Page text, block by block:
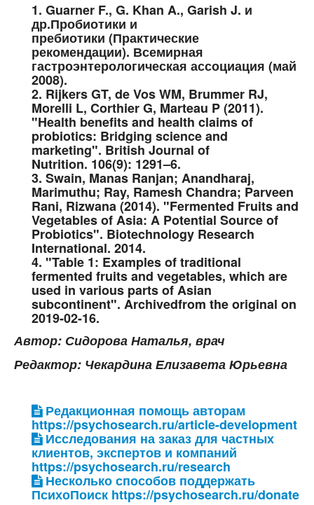
1. Guarner F., G. Khan A., Garish J. и
др.Пробиотики и
пребиотики (Практические
рекомендации). Всемирная
гастроэнтерологическая ассоциация (май
2008).
2. Rijkers GT, de Vos WM, Brummer RJ,
Morelli L, Corthier G, Marteau P (2011).
"Health benefits and health claims of
probiotics: Bridging science and
marketing". British Journal of
Nutrition. 106(9): 1291–6.
3. Swain, Manas Ranjan; Anandharaj,
Marimuthu; Ray, Ramesh Chandra; Parveen
Rani, Rizwana (2014). "Fermented Fruits and
Vegetables of Asia: A Potential Source of
Probiotics". Biotechnology Research
International. 2014.
4. "Table 1: Examples of traditional
fermented fruits and vegetables, which are
used in various parts of Asian
subcontinent". Archivedfrom the original on
2019-02-16.
Автор: Сидорова Наталья, врач
Редактор: Чекардина Елизавета Юрьевна
Редакционная помощь авторам
https://psychosearch.ru/article-development
Исследования на заказ для частных
клиентов, экспертов и компаний
https://psychosearch.ru/research
Несколько способов поддержать
ПсихоПоиск https://psychosearch.ru/donate